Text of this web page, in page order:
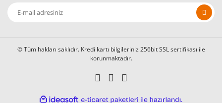
© Tüm hakları saklıdır. Kredi kartı bilgileriniz 256bit SSL sertifikası ile
korunmaktadır.
ideasoft e-